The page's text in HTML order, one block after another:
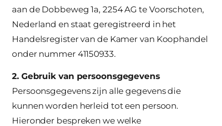
aan de Dobbeweg 1a, 2254 AG te Voorschoten,
Nederland en staat geregistreerd in het
Handelsregister van de Kamer van Koophandel
onder nummer 41150933.
2. Gebruik van persoonsgegevens
Persoonsgegevens zijn alle gegevens die
kunnen worden herleid tot een persoon.
Hieronder bespreken we welke